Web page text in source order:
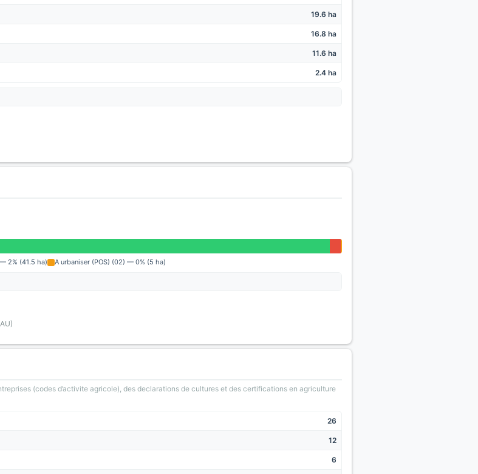
19.6 ha
16.8 ha
11.6 ha
2.4 ha
2% (41.5 ha) A urbaniser (POS) (02) — 0% (5 ha)
(codes d’activite agricole), des declarations de cultures et des certifications en agriculture
26
12
6